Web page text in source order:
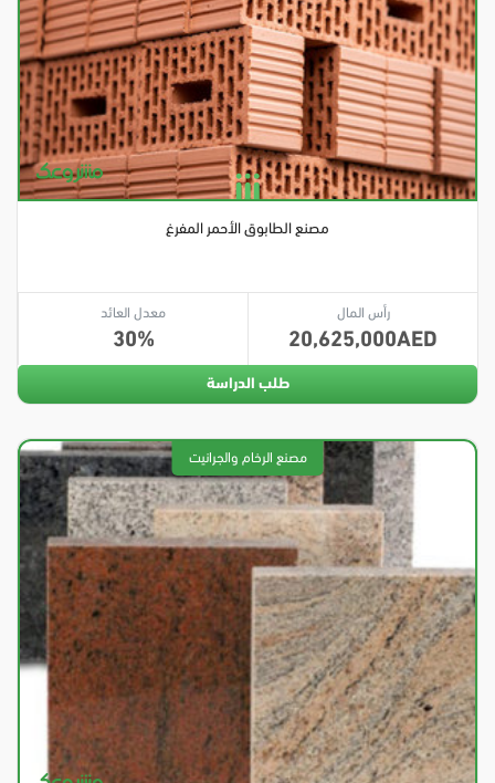
مصنع الطابوق الأحمر المفرغ
رأس المال
20,625,000
معدل العائد
30
طلب الدراسة